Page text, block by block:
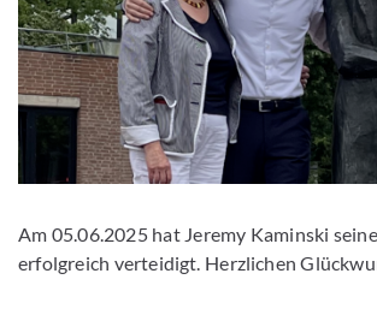
Am 05.06.2025 hat Jeremy Kaminski
erfolgreich verteidigt. Herzlichen